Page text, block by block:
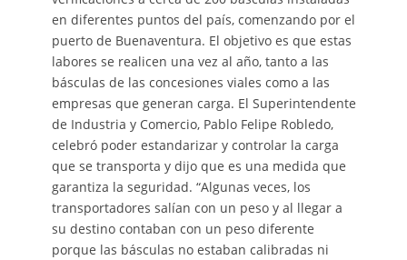
en diferentes puntos del país, comenzando por el
puerto de Buenaventura. El objetivo es que estas
labores se realicen una vez al año, tanto a las
básculas de las concesiones viales como a las
empresas que generan carga. El Superintendente
de Industria y Comercio, Pablo Felipe Robledo,
celebró poder estandarizar y controlar la carga
que se transporta y dijo que es una medida que
garantiza la seguridad. “Algunas veces, los
transportadores salían con un peso y al llegar a
su destino contaban con un peso diferente
porque las básculas no estaban calibradas ni